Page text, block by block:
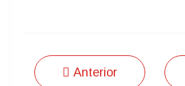
Anterior